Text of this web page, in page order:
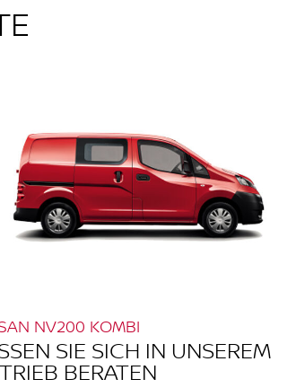
NV200 KOMBI
SIE SICH IN UNSEREM
BERATEN